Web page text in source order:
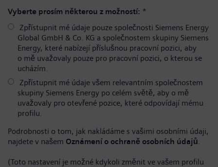
Vyberte prosím některou z možností: *
Zpřístupnit mé údaje pouze společnosti Siemens Energy
Global GmbH & Co. KG a společnostem skupiny Siemens
Energy, které nabízejí příslušnou pracovní pozici, aby
o mě uvažovaly pouze pro pracovní pozici, o kterou se
ucházím.
Zpřístupnit mé údaje všem relevantním společnostem
skupiny Siemens Energy po celém světě, aby o mě
uvažovaly pro otevřené pozice, které odpovídají mému
profilu.
Podrobnosti o tom, jak nakládáme s vašimi osobními údaji,
najdete v našem Oznámení o ochraně osobních údajů.
(Toto nastavení je možné kdykoli změnit ve vašem profilu